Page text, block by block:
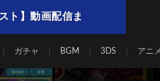
ト】動画配信ま
ガチャ BGM 3DS アニ